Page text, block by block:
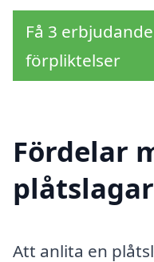
Få 3
förpliktelser
Fördelar
Att anlita en